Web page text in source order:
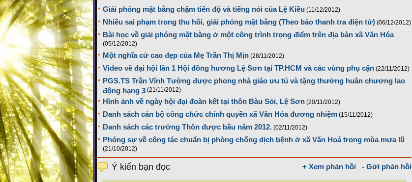
Giải phóng mặt bằng chậm tiến độ và tiếng nói của Lệ Kiều (11/12/2012)
Nhiều sai phạm trong thu hồi, giải phóng mặt bằng (Theo báo thanh tra điện tử) (06/12/2012)
Bài học về giải phóng mặt bằng ở một công trình trọng điểm trên địa bàn xã Văn Hóa
(05/12/2012)
Một nghĩa cử cao đẹp của Mẹ Trần Thị Mịn (28/11/2012)
Video về đại hội lần 1 Hội đồng hương Lệ Sơn tại TP.HCM và các vùng phụ cận (22/11/2012)
PGS.TS Trần Vĩnh Tường được phong nhà giáo ưu tú và tặng thưởng huân chương lao
động hạng 3 (21/11/2012)
Hình ảnh về ngày hội đại đoàn kết tại thôn Bàu Sỏi, Lệ Sơn (20/11/2012)
Danh sách cán bộ công chức chính quyền xã Văn Hóa đương nhiệm (15/11/2012)
Danh sách các trưởng Thôn được bầu năm 2012. (02/11/2012)
Phóng sự về công tác chuẩn bị phòng chống dịch bệnh ở xã Văn Hoá trong mùa mưa lũ
(21/10/2012)
+ Xem phản hồi - Gửi phản hồi
Ý kiến bạn đọc